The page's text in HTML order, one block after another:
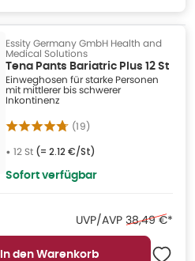
Essity Germany GmbH Health and
Medical Solutions
Tena Pants Bariatric Plus 12 St
Einweghosen für starke Personen
mit mittlerer bis schwerer
Inkontinenz
(19)
• 12 St (= 2.12 €/St)
Sofort verfügbar
UVP/AVP Ehemaliger
38,49 €*
In den Warenkorb